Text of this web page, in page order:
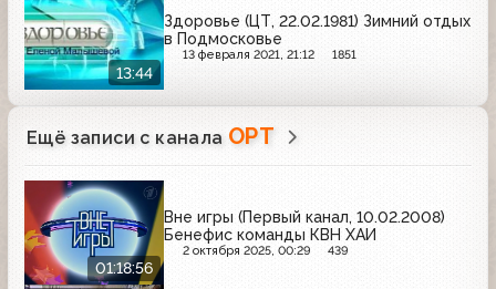
13:44
Здоровье (ЦТ, 22.02.1981) Зимний отдых
в Подмосковье
13 февраля 2021, 21:12 1851
Ещё записи с канала ОРТ
01:18:56
Вне игры (Первый канал, 10.02.2008)
Бенефис команды КВН ХАИ
2 октября 2025, 00:29 439